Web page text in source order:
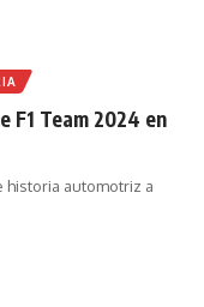
F1 Team 2024 en
historia automotriz a